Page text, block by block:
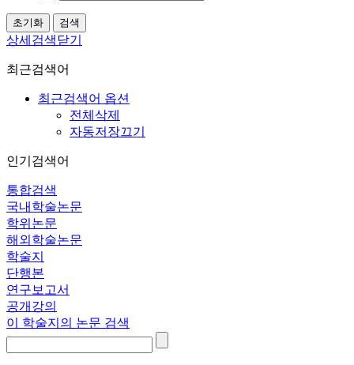
상세검색닫기
최근검색어
최근검색어 옵션
전체삭제
자동저장끄기
인기검색어
통합검색
국내학술논문
학위논문
해외학술논문
학술지
단행본
연구보고서
공개강의
이 학술지의 논문 검색